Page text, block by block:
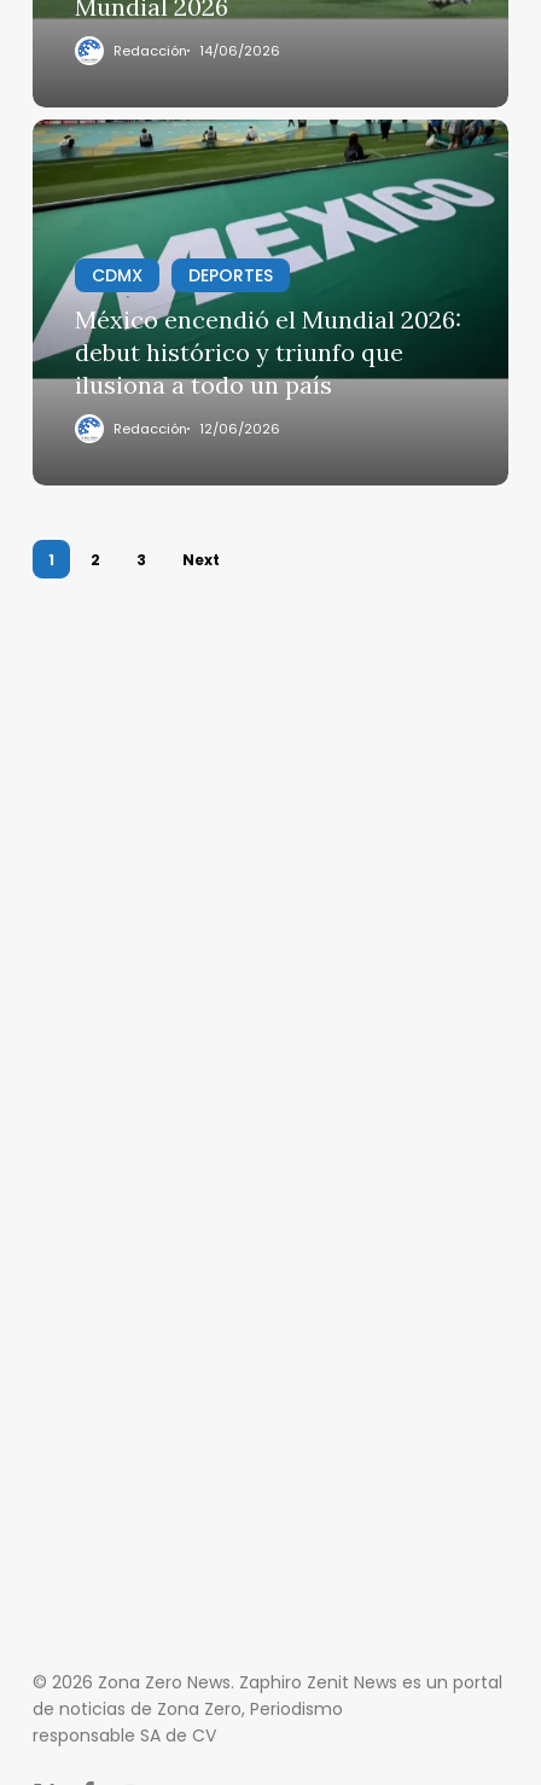
lujo
Mundial
2026
Mundial 2026
Redacción 14/06/2026
México
encendió
el
Mundial
debut
histórico
y
triunfo
ilusiona
todo
país
CDMX DEPORTES
México encendió el Mundial 2026:
debut histórico y triunfo que
ilusiona a todo un país
Redacción 12/06/2026
1 2 3 Next
© 2026 Zona Zero News. Zaphiro Zenit News es un portal
de noticias de Zona Zero, Periodismo
responsable SA de CV